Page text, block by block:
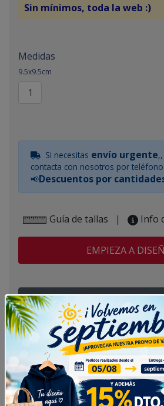
Sin mínimos, toda la web :)
Medidas
9.5x9.5cm
Si necesitas envío urgente
contacta con nosotros por
📢Descuentos por
Guía de tallas | Info
EMPIEZA A
¿Tienes alguna duda?
Imán Personalizado Love Mama.